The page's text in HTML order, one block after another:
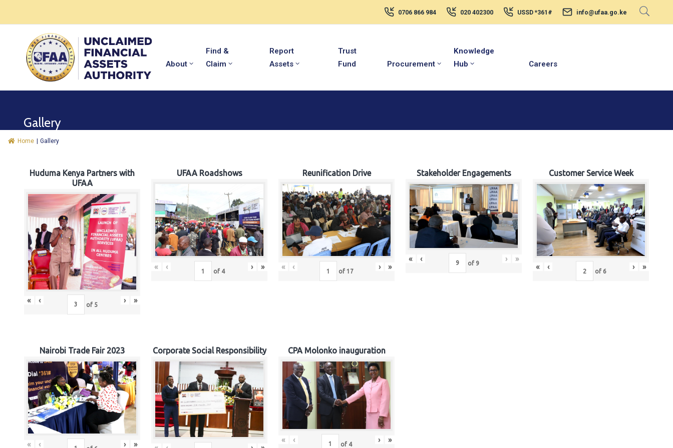
0706 866 984 020 402300 USSD *361# info@ufaa.go.ke
About
Find &
Claim
Report
Assets
Trust
Fund
Procurement
Knowledge
Hub
Careers
Gallery
Home Gallery
Huduma Kenya Partners with
UFAA
« ‹ of 5 › »
UFAA Roadshows
« ‹ of 4 › »
Reunification Drive
« ‹ of 17 › »
Stakeholder Engagements
« ‹ of 9 › »
Customer Service Week
« ‹ of 6 › »
Nairobi Trade Fair 2023
« ‹ › »
Corporate Social Responsibility CPA Molonko inauguration
« ‹ of 4 › »